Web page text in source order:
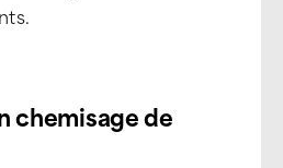
chemisage de